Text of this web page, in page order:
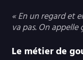
« En un regard et
va pas. On
Le métier de